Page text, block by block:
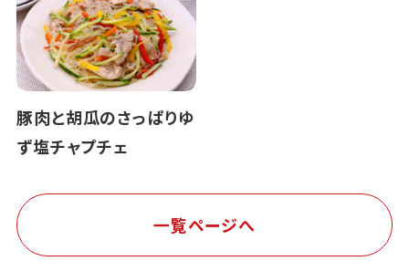
豚肉と胡瓜のさっぱりゆ
ず塩チャプチェ
一覧ページへ